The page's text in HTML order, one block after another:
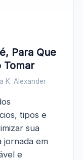
Para Que
Tomar
K. Alexander
tipos e
sua
jornada em
e